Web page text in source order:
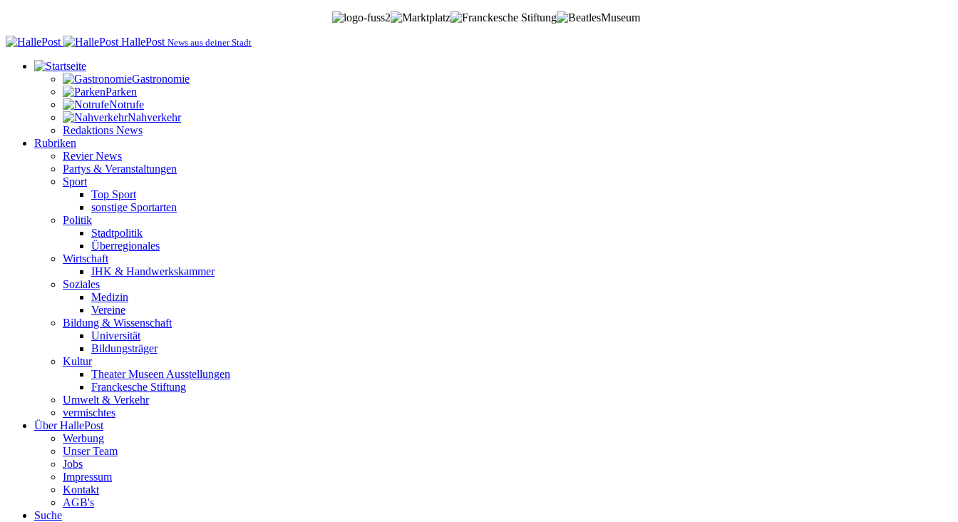
HallePost News aus deiner Stadt
Gastronomie
Parken
Notrufe
Nahverkehr
Redaktions News
Rubriken
Revier News
Partys & Veranstaltungen
Sport
Top Sport
sonstige Sportarten
Politik
Stadtpolitik
Überregionales
Wirtschaft
IHK & Handwerkskammer
Soziales
Medizin
Vereine
Bildung & Wissenschaft
Universität
Bildungsträger
Kultur
Theater Museen Ausstellungen
Franckesche Stiftung
Umwelt & Verkehr
vermischtes
Über HallePost
Werbung
Unser Team
Jobs
Impressum
Kontakt
AGB's
Suche